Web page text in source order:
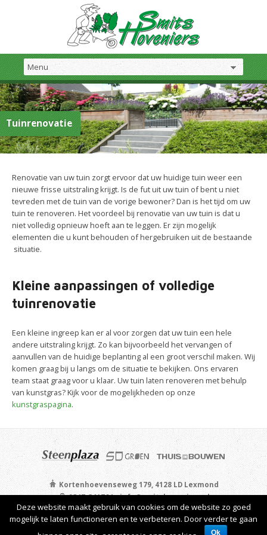
Tuinrenovatie
Renovatie van uw tuin zorgt ervoor dat uw huidige tuin weer een
nieuwe frisse uitstraling krijgt. Is de fut uit uw tuin of bent u niet
tevreden met de tuin van de vorige bewoner? Dan is het tijd om uw
tuin te renoveren. Het voordeel bij renovatie van uw tuin is dat u
niet volledig opnieuw hoeft aan te leggen. Er zijn mogelijk
elementen die u kunt behouden of hergebruiken uit de bestaande
situatie.
Kleine aanpassingen of volledige
tuinrenovatie
Een kleine ingreep kan er al voor zorgen dat uw tuin een hele
andere uitstraling krijgt. Zo kan bijvoorbeeld het vervangen of
aanvullen van de huidige beplanting al een groot verschil maken. Wij
komen graag bij u langs om de situatie te bekijken. Ons ervaren
team staat graag voor u klaar. Uw tuin laten renoveren met behulp
van kunstgras? Kijk voor de mogelijkheden op onze
kunstgraspagina.
Kortenhoevenseweg 179, 4128 LD Lexmond
0347-341764 - info@smitshoveniers.nl
Privacyverklaring & cookies| © 2026 Smits Hoveniers.
Deze website maakt gebruik van cookies om de website zo goed
mogelijk te laten functioneren en te verbeteren. Door verder te gaan
Ok